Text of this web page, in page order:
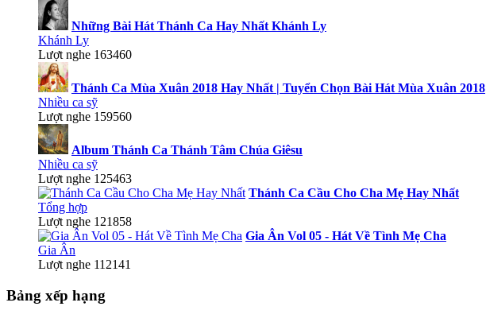
Những Bài Hát Thánh Ca Hay Nhất Khánh Ly
Khánh Ly
Lượt nghe 163460
Thánh Ca Mùa Xuân 2018 Hay Nhất | Tuyển Chọn Bài Hát Mùa Xuân 2018
Nhiều ca sỹ
Lượt nghe 159560
Album Thánh Ca Thánh Tâm Chúa Giêsu
Nhiều ca sỹ
Lượt nghe 125463
Thánh Ca Cầu Cho Cha Mẹ Hay Nhất
Tổng hợp
Lượt nghe 121858
Gia Ân Vol 05 - Hát Về Tình Mẹ Cha
Gia Ân
Lượt nghe 112141
Bảng xếp hạng